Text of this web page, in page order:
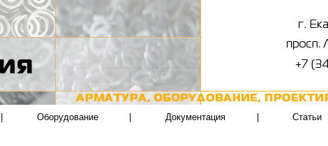
Оборудование Документация Статьи